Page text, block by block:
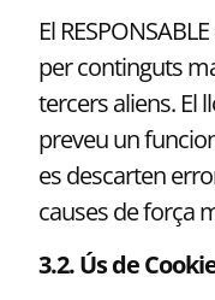
El
per continguts
tercers aliens. El
preveu un
es descarten
causes de força
3.2. Ús de